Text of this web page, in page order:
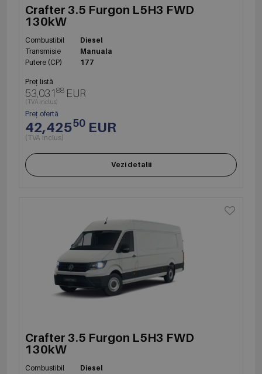
Crafter 3.5 Furgon L5H3 FWD
130kW
Combustibil
Diesel
Transmisie
Manuala
Putere (CP)
177
Preț listă
53,03188 EUR
(TVA inclus)
Preț ofertă
42,42550 EUR
(TVA inclus)
Vezi detalii
Crafter 3.5 Furgon L5H3 FWD
130kW
Combustibil
Diesel